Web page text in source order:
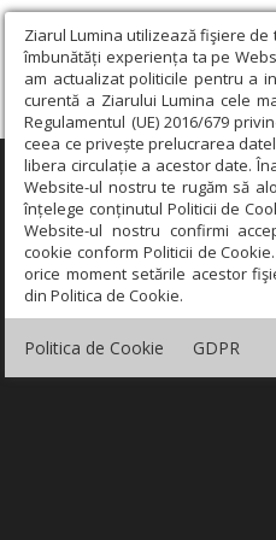
Ziarul Lumina utilizează fişiere
îmbunătăți experiența ta pe
am actualizat politicile pentru a
curentă a Ziarului Lumina cele
Regulamentul (UE) 2016/679
ceea ce privește prelucrarea
libera circulație a acestor date.
Website-ul nostru te rugăm să
înțelege conținutul Politicii de
Website-ul nostru confirmi
cookie conform Politicii de
orice moment setările acestor
din Politica de Cookie.
Politica de Cookie GDPR